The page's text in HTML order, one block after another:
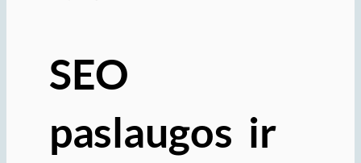
SEO
paslaugos ir